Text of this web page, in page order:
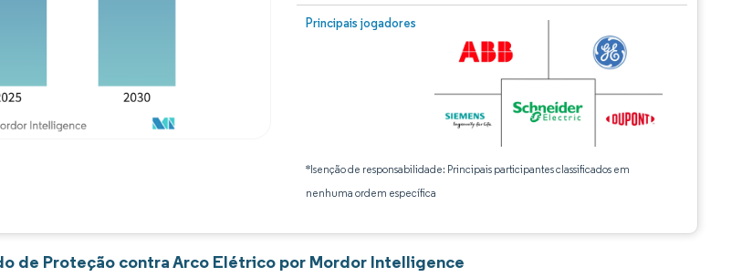
Principais jogadores
*Isenção de responsabilidade: Principais participantes classificados em
nenhuma ordem específica
de Proteção contra Arco Elétrico por Mordor Intelligence